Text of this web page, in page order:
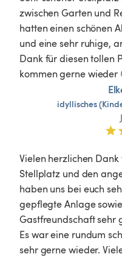
zwischen Garten und
hatten einen schönen
und eine sehr ruhige,
Dank für diesen tollen
kommen gerne wieder
idyllisches
Vielen herzlichen
Stellplatz und den
haben uns bei euch
gepflegte Anlage
Gastfreundschaft sehr
Es war eine rundum
sehr gerne wieder.